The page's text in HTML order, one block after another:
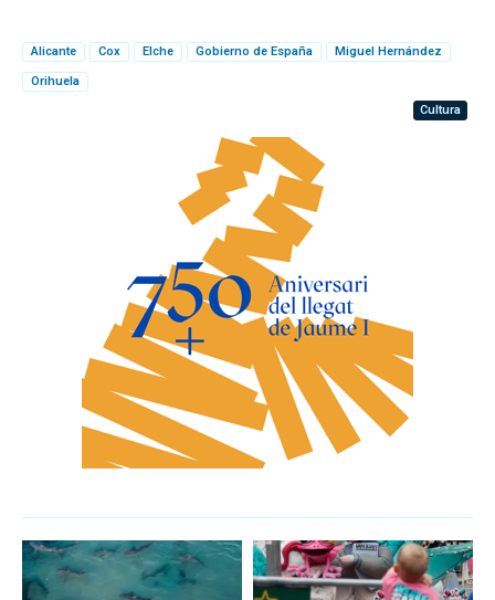
Alicante Cox Elche Gobierno de España Miguel Hernández
Orihuela
Cultura